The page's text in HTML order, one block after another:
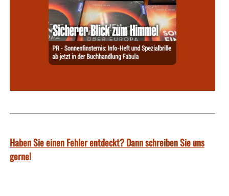
Haben Sie einen Fehler entdeckt? Dann schreiben Sie uns
gerne!